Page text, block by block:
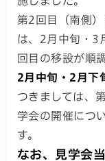
第2回目（南側
は、2月中旬・3
回目の移設が順
2月中旬・2月下
つきましては、
学会の開催につ
す。
なお、見学会